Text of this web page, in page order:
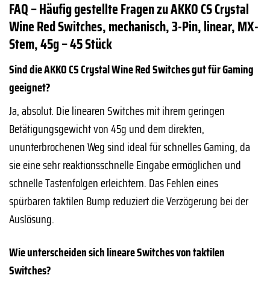
FAQ – Häufig gestellte Fragen zu AKKO CS Crystal
Wine Red Switches, mechanisch, 3-Pin, linear, MX-
Stem, 45g – 45 Stück
Sind die AKKO CS Crystal Wine Red Switches gut für Gaming
geeignet?
Ja, absolut. Die linearen Switches mit ihrem geringen
Betätigungsgewicht von 45g und dem direkten,
ununterbrochenen Weg sind ideal für schnelles Gaming, da
sie eine sehr reaktionsschnelle Eingabe ermöglichen und
schnelle Tastenfolgen erleichtern. Das Fehlen eines
spürbaren taktilen Bump reduziert die Verzögerung bei der
Auslösung.
Wie unterscheiden sich lineare Switches von taktilen
Switches?